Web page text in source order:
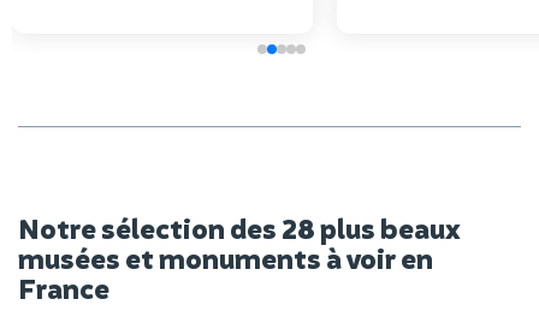
Notre sélection des 28 plus beaux
musées et monuments à voir en
France